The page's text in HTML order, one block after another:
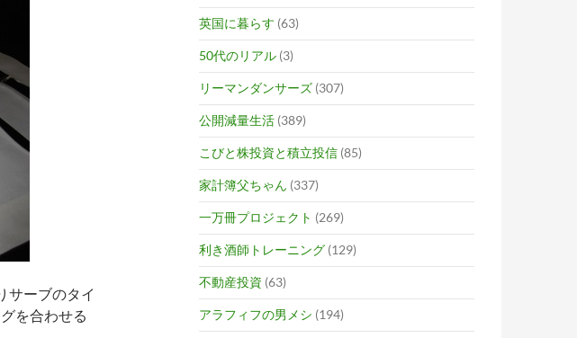
サーブのタイ
を合わせる
英国に暮らす (63)
50代のリアル (3)
リーマンダンサーズ (307)
公開減量生活 (389)
こびと株投資と積立投信 (85)
家計簿父ちゃん (337)
一万冊プロジェクト (269)
利き酒師トレーニング (129)
不動産投資 (63)
アラフィフの男メシ (194)